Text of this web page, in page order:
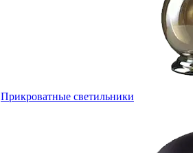
Прикроватные светильники